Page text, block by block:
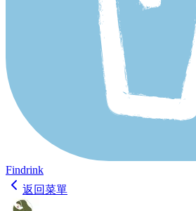
Findrink
返回菜單